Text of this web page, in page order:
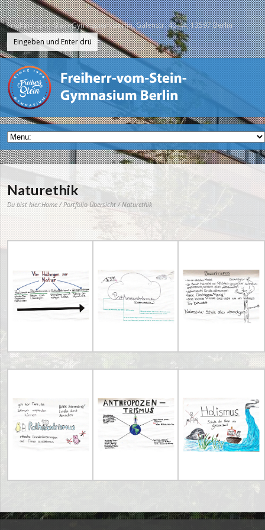
Freiherr-vom-Stein-Gymnasium Berlin, Galenstr. 40-44, 13597 Berlin
Naturethik
Du bist hier:Home/Portfolio Übersicht / Naturethik